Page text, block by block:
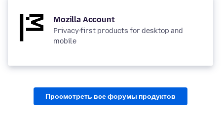
Mozilla Account
Privacy-first products for desktop and
mobile
Просмотреть все форумы продуктов